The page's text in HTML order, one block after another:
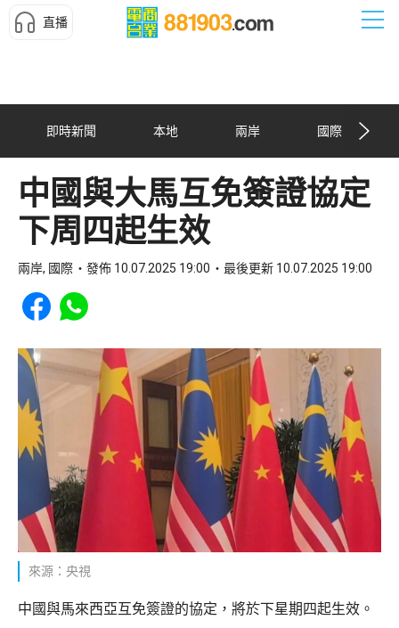
直播
即時新聞 本地 兩岸 國際
中國與大馬互免簽證協定
下周四起生效
兩岸, 國際 發佈 10.07.2025 19:00 最後更新 10.07.2025 19:00
Share to Facebook
Share to WhatsApp
來源：央視
中國與馬來西亞互免簽證的協定，將於下星期四起生效。